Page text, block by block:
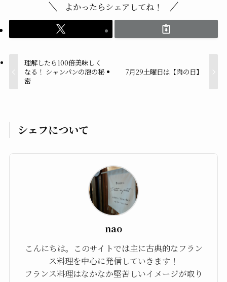
よかったらシェアしてね！
理解したら100倍美味しく
なる！ シャンパンの泡の秘
密
7月29土曜日は【肉の日】
シェフについて
nao
こんにちは。このサイトでは主に古典的なフラン
ス料理を中心に発信していきます！
フランス料理はなかなか堅苦しいイメージが取り